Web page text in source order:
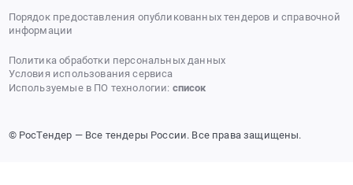
Порядок предоставления опубликованных тендеров и справочной
информации
Политика обработки персональных данных
Условия использования сервиса
Используемые в ПО технологии: список
© РосТендер — Все тендеры России. Все права защищены.